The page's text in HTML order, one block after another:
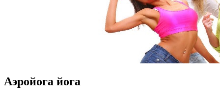
Аэройога йога